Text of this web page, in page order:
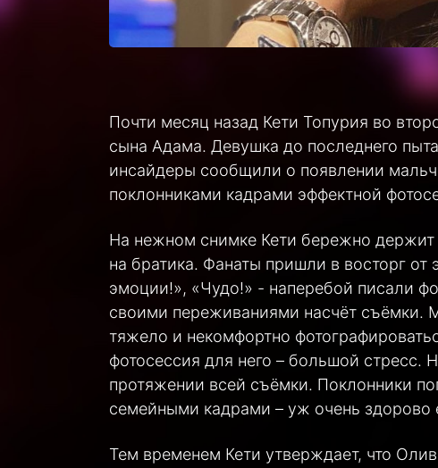
Почти месяц назад Кети Топурия во
сына Адама. Девушка до последнего
инсайдеры сообщили о появлении
поклонниками кадрами эффектной
На нежном снимке Кети бережно
на братика. Фанаты пришли в восторг
эмоции!», «Чудо!» - наперебой писали
своими переживаниями насчёт съёмки.
тяжело и некомфортно
фотосессия для него – большой
протяжении всей съёмки. Поклонники
семейными кадрами – уж очень здорово
Тем временем Кети утверждает, что